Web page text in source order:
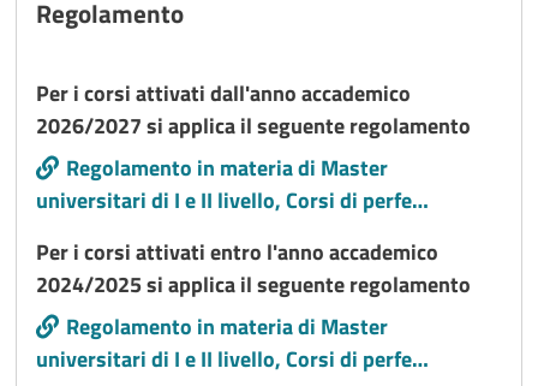
Regolamento
Titolo interno
Per i corsi attivati dall'anno accademico
2026/2027 si applica il seguente regolamento
Call to action
Regolamento in materia di Master
universitari di I e II livello, Corsi di perfe…
Titolo interno
Per i corsi attivati entro l'anno accademico
2024/2025 si applica il seguente regolamento
Call to action
Regolamento in materia di Master
universitari di I e II livello, Corsi di perfe…